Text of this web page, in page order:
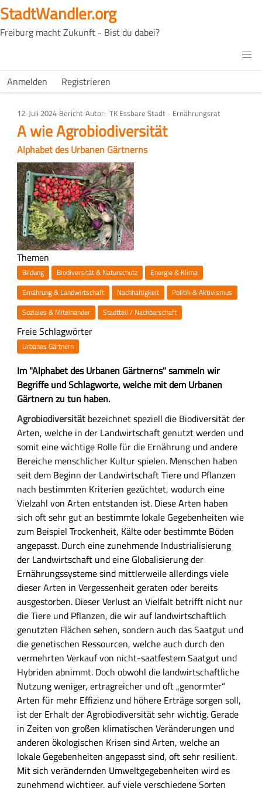
Direkt
zum
Inhalt
StadtWandler.org
Freiburg macht Zukunft - Bist du dabei?
Main
H4C
USER
Anmelden Registrieren
12. Juli 2024 Art
des
Artikels
Bericht Autor TK Essbare Stadt - Ernährungsrat
A wie Agrobiodiversität
Alphabet des Urbanen Gärtnerns
Bild
Themen
Bildung Biodiversität & Naturschutz
Energie & Klima
Ernährung & Landwirtschaft
Nachhaltigkeit
Politik & Aktivismus
Soziales & Miteinander
Stadtteil / Nachbarschaft
Freie Schlagwörter
Urbanes Gärtnern
Z
u
s
a
m
m
e
n
f
a
s
s
u
n
g
Im "Alphabet des Urbanen Gärtnerns" sammeln wir
Begriffe und Schlagworte, welche mit dem Urbanen
Gärtnern zu tun haben.
H
a
u
p
t
-
I
n
h
a
l
t
s
f
e
l
d
Agrobiodiversität bezeichnet speziell die Biodiversität der
Arten, welche in der Landwirtschaft genutzt werden und
somit eine wichtige Rolle für die Ernährung und andere
Bereiche menschlicher Kultur spielen. Menschen haben
seit dem Beginn der Landwirtschaft Tiere und Pflanzen
nach bestimmten Kriterien gezüchtet, wodurch eine
Vielzahl von Arten entstanden ist. Diese Arten haben
sich oft sehr gut an bestimmte lokale Gegebenheiten wie
zum Beispiel Trockenheit, Kälte oder bestimmte Böden
angepasst. Durch eine zunehmende Industrialisierung
der Landwirtschaft und eine Globalisierung der
Ernährungssysteme sind mittlerweile allerdings viele
dieser Arten in Vergessenheit geraten oder bereits
ausgestorben. Dieser Verlust an Vielfalt betrifft nicht nur
die Tiere und Pflanzen, die wir auf landwirtschaftlich
genutzten Flächen sehen, sondern auch das Saatgut und
die genetischen Ressourcen, welche auch durch den
vermehrten Verkauf von nicht-saatfestem Saatgut und
Hybriden abnimmt. Doch obwohl die landwirtschaftliche
Nutzung weniger, ertragreicher und oft „genormter“
Arten für mehr Effizienz und höhere Erträge sorgen soll,
ist der Erhalt der Agrobiodiversität sehr wichtig. Gerade
in Zeiten von großen klimatischen Veränderungen und
anderen ökologischen Krisen sind Arten, welche an
lokale Gegebenheiten angepasst sind, oft sehr resilient.
Mit sich verändernden Umweltgegebenheiten wird es
zunehmend wichtiger, auf viele verschiedene Sorten